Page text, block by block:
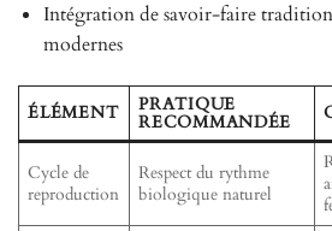
Intégration de savoir-faire
modernes
ÉLÉMENT PRATIQUE
RECOMMANDÉE
Cycle de
reproduction
Respect du rythme
biologique naturel